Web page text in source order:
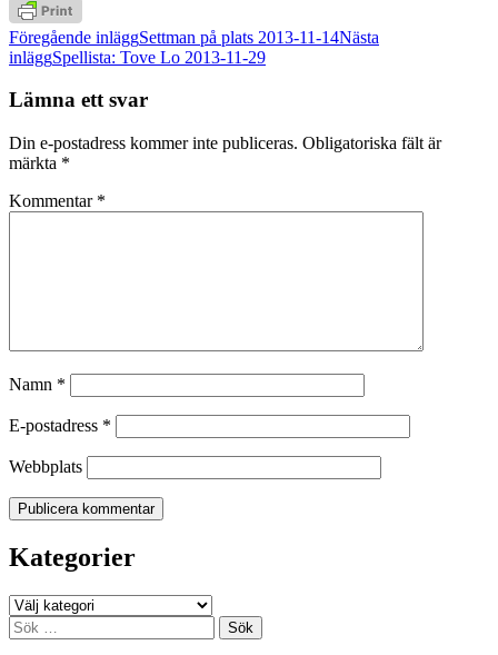
Inläggsnavigering
Föregående inläggSettman på plats 2013-11-14Nästa
inläggSpellista: Tove Lo 2013-11-29
Lämna ett svar
Din e-postadress kommer inte publiceras. Obligatoriska fält är
märkta *
Kommentar *
Namn *
E-postadress *
Webbplats
Kategorier
Kategorier
Sök
efter: